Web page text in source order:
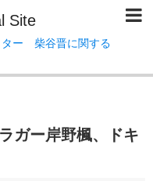
Site
ター 柴谷晋に関する
ガー岸野楓、ドキ